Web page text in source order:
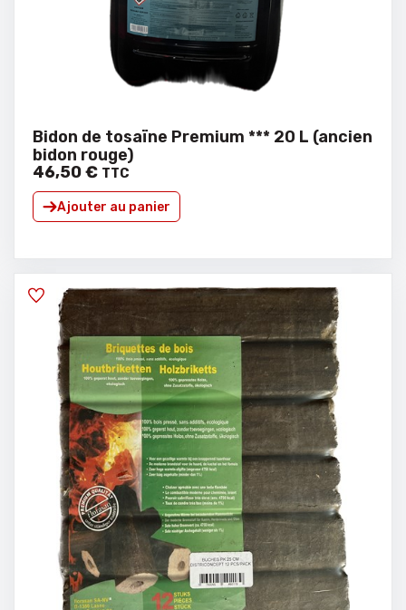
Bidon de tosaïne Premium *** 20 L (ancien
bidon rouge)
46,50€ TTC
Ajouter au panier